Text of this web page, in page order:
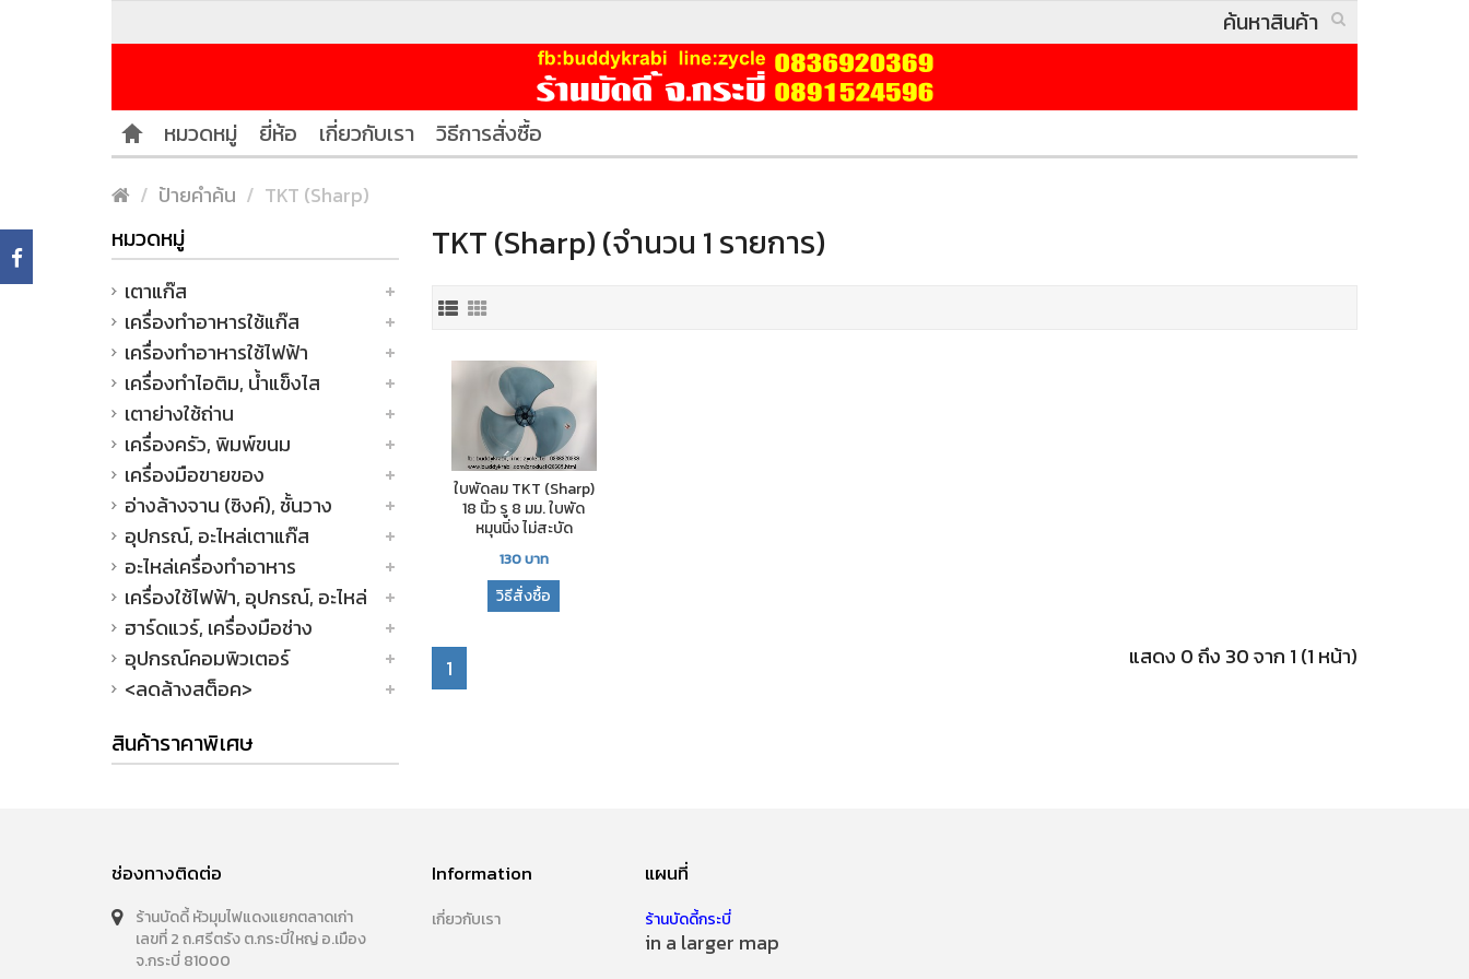
หมวดหมู่ ยี่ห้อ เกี่ยวกับเรา วิธีการสั่งซื้อ
ป้ายคำค้น TKT (Sharp)
หมวดหมู่
เตาแก๊ส
เครื่องทำอาหารใช้แก๊ส
เครื่องทำอาหารใช้ไฟฟ้า
เครื่องทำไอติม, น้ำแข็งไส
เตาย่างใช้ถ่าน
เครื่องครัว, พิมพ์ขนม
เครื่องมือขายของ
อ่างล้างจาน (ซิงค์), ชั้นวาง
อุปกรณ์, อะไหล่เตาแก๊ส
อะไหล่เครื่องทำอาหาร
เครื่องใช้ไฟฟ้า, อุปกรณ์, อะไหล่
ฮาร์ดแวร์, เครื่องมือช่าง
อุปกรณ์คอมพิวเตอร์
<ลดล้างสต็อค>
สินค้าราคาพิเศษ
TKT (Sharp) (จำนวน 1 รายการ)
ใบพัดลม TKT (Sharp)
18 นิ้ว รู 8 มม. ใบพัด
หมุนนิ่ง ไม่สะบัด
130บาท
วิธีสั่งซื้อ
1 แสดง 0 ถึง 30 จาก 1 (1 หน้า)
ช่องทางติดต่อ
ร้านบัดดี้ หัวมุมไฟแดงแยกตลาดเก่า
เลขที่ 2 ถ.ศรีตรัง ต.กระบี่ใหญ่ อ.เมือง
จ.กระบี่ 81000
Information
เกี่ยวกับเรา
แผนที่
ร้านบัดดี้กระบี่
in a larger map